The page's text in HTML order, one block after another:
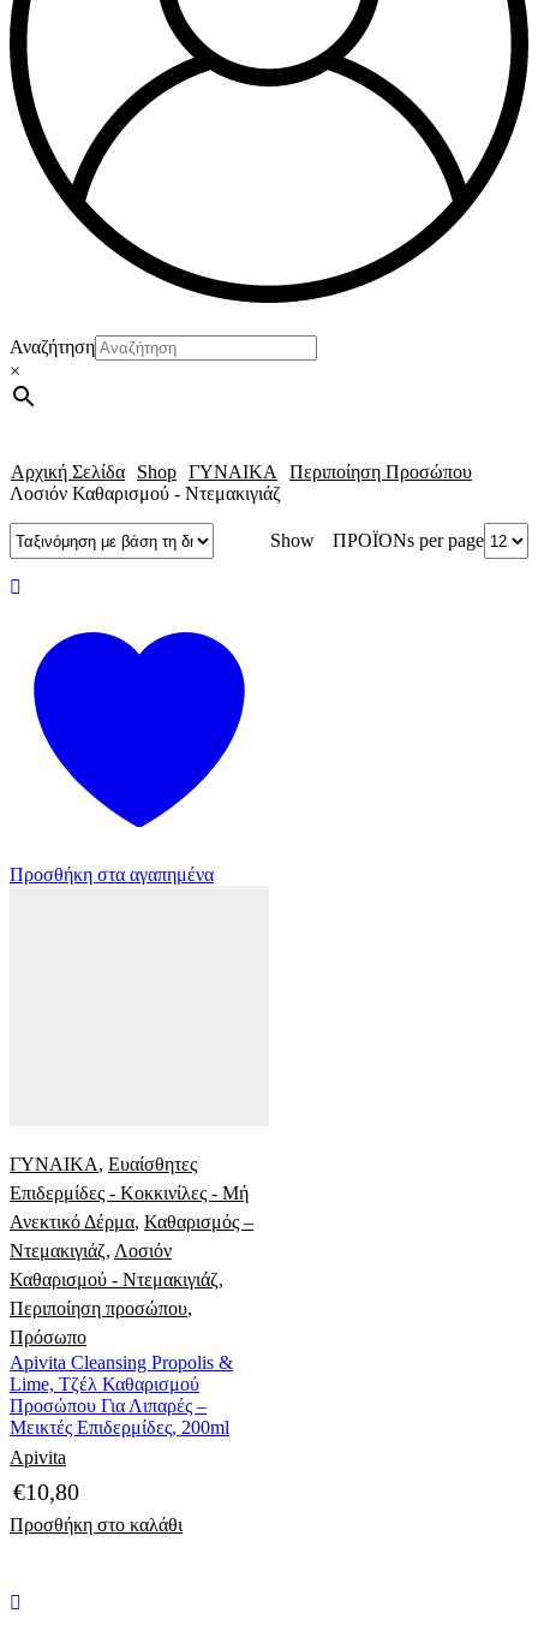
Αναζήτηση
×
Αρχική Σελίδα Shop ΓΥΝΑΙΚΑ
Περιποίηση Προσώπου
Λοσιόν Καθαρισμού - Ντεμακιγιάζ
Show ΠΡΟΪΟΝs per page
Προσθήκη στα αγαπημένα
ΓΥΝΑΙΚΑ, Ευαίσθητες
Επιδερμίδες - Κοκκινίλες - Μή
Ανεκτικό Δέρμα, Καθαρισμός –
Ντεμακιγιάζ, Λοσιόν
Καθαρισμού - Ντεμακιγιάζ,
Περιποίηση προσώπου,
Πρόσωπο
Apivita Cleansing Propolis &
Lime, Τζέλ Καθαρισμού
Προσώπου Για Λιπαρές –
Μεικτές Επιδερμίδες, 200ml
Apivita
€10,80
Προσθήκη στο καλάθι